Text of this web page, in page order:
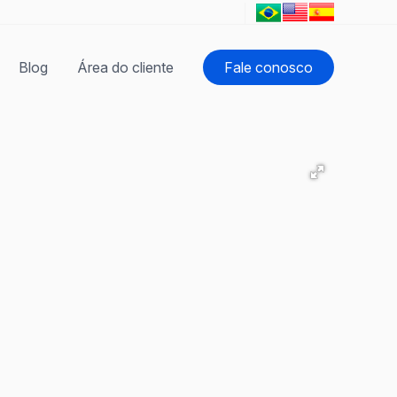
Fale conosco
Área do cliente
Blog